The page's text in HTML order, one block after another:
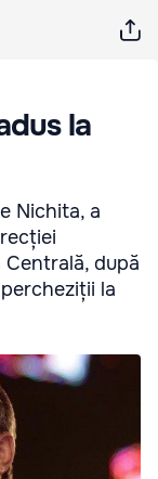
la
Nichita, a
după
la